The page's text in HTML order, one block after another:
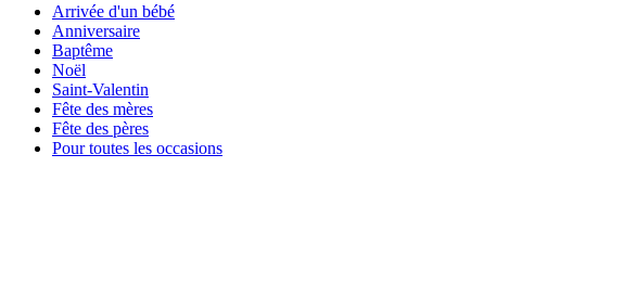
Arrivée d'un bébé
Anniversaire
Baptême
Noël
Saint-Valentin
Fête des mères
Fête des pères
Pour toutes les occasions